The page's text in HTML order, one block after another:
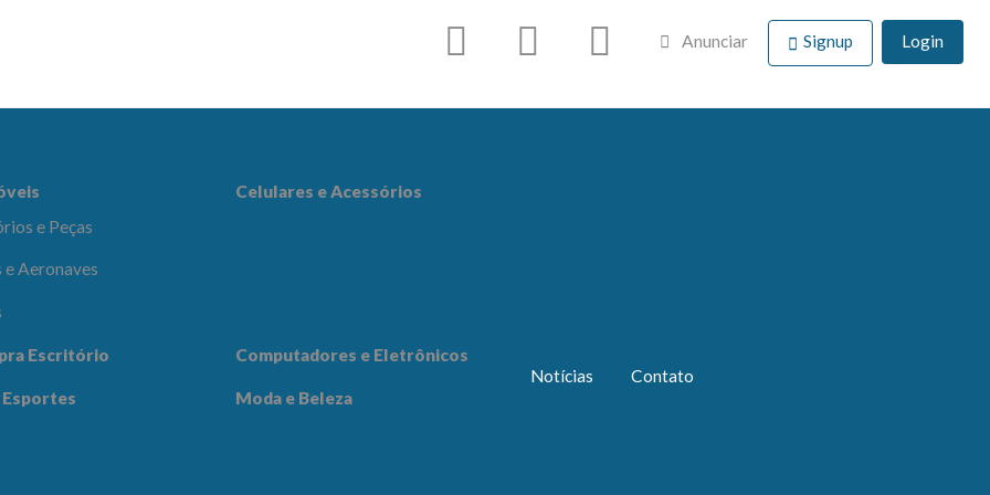
e
Beleza
Anunciar Signup Login
e Peças
e Aeronaves
Celulares e Acessórios
Escritório Computadores e Eletrônicos
Esportes Moda e Beleza
Notícias Contato